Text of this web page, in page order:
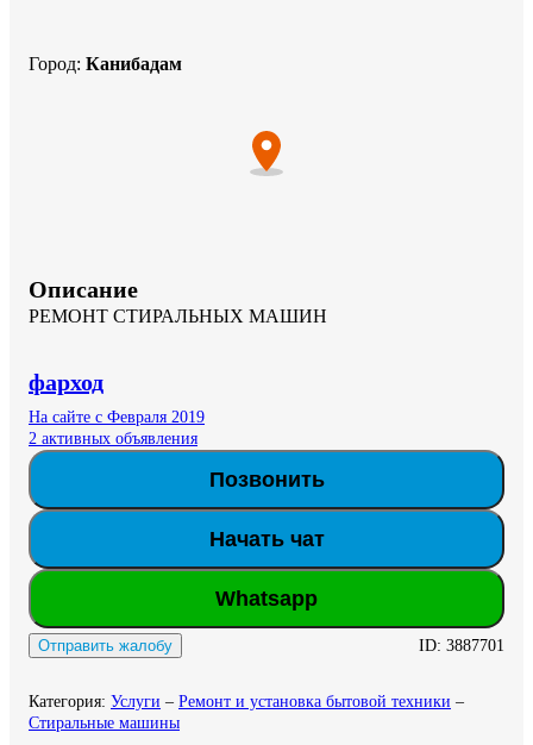
Город: Канибадам
Описание
РЕМОНТ СТИРАЛЬНЫХ МАШИН
фарход
На сайте с Февраля 2019
2 активных объявления
Позвонить
Начать чат
Whatsapp
Отправить жалобу ID: 3887701
Категория: Услуги – Ремонт и установка бытовой техники –
Стиральные машины